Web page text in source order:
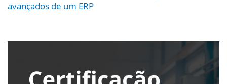
avançados de um ERP